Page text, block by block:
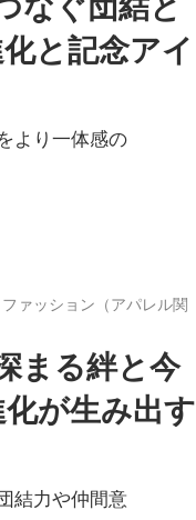
と記念アイ
より一体感の
ファッション（アパレル関
まる絆と今
が生み出す
結力や仲間意